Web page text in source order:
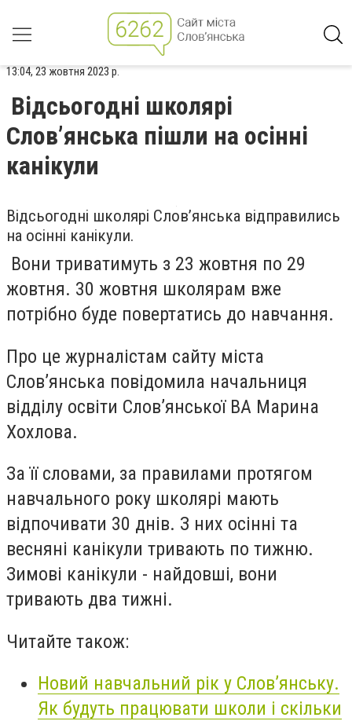
13:04, 23 жовтня 2023 р.
Відсьогодні школярі
Слов’янська пішли на осінні
канікули
Відсьогодні школярі Слов’янська відправились
на осінні канікули.
Вони триватимуть з 23 жовтня по 29
жовтня. 30 жовтня школярам вже
потрібно буде повертатись до навчання.
Про це журналістам сайту міста
Слов’янська повідомила начальниця
відділу освіти Слов’янської ВА Марина
Хохлова.
За її словами, за правилами протягом
навчального року школярі мають
відпочивати 30 днів. З них осінні та
весняні канікули тривають по тижню.
Зимові канікули - найдовші, вони
тривають два тижні.
Читайте також:
Новий навчальний рік у Слов’янську.
Як будуть працювати школи і скільки